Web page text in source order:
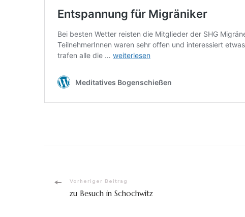
Beitragsnavigation
Vorheriger Beitrag
zu Besuch in Schochwitz